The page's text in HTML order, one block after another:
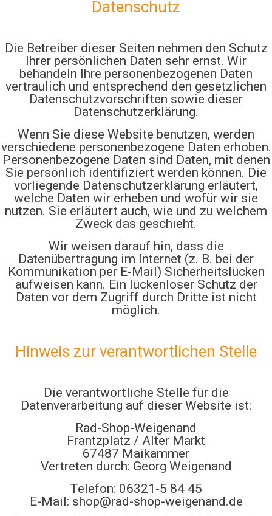
Datenschutz
Die Betreiber dieser Seiten nehmen den Schutz
Ihrer persönlichen Daten sehr ernst. Wir
behandeln Ihre personenbezogenen Daten
vertraulich und entsprechend den gesetzlichen
Datenschutzvorschriften sowie dieser
Datenschutzerklärung.
Wenn Sie diese Website benutzen, werden
verschiedene personenbezogene Daten erhoben.
Personenbezogene Daten sind Daten, mit denen
Sie persönlich identifiziert werden können. Die
vorliegende Datenschutzerklärung erläutert,
welche Daten wir erheben und wofür wir sie
nutzen. Sie erläutert auch, wie und zu welchem
Zweck das geschieht.
Wir weisen darauf hin, dass die
Datenübertragung im Internet (z. B. bei der
Kommunikation per E-Mail) Sicherheitslücken
aufweisen kann. Ein lückenloser Schutz der
Daten vor dem Zugriff durch Dritte ist nicht
möglich.
Hinweis zur verantwortlichen Stelle
Die verantwortliche Stelle für die
Datenverarbeitung auf dieser Website ist:
Rad-Shop-Weigenand
Frantzplatz / Alter Markt
67487 Maikammer
Vertreten durch: Georg Weigenand
Telefon: 06321-5 84 45
E-Mail: shop@rad-shop-weigenand.de